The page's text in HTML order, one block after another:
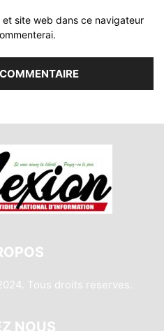
et site web dans ce navigateur
Tous droits reserves.
NOUS